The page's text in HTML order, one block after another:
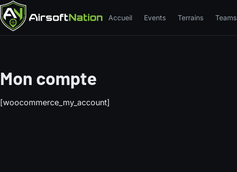
Accueil Events Terrains Teams
Mon compte
[woocommerce_my_account]